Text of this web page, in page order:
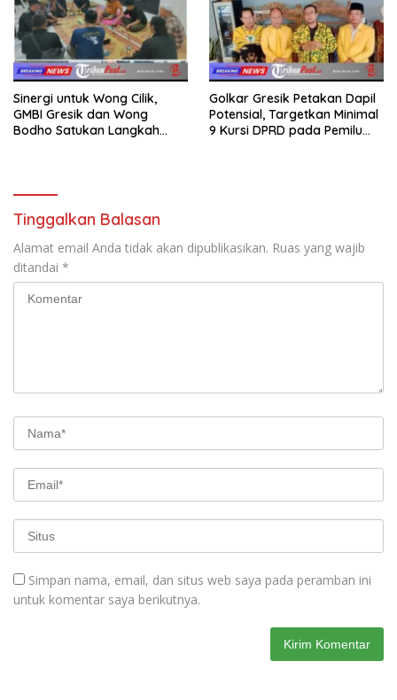
Sinergi untuk Wong Cilik,
GMBI Gresik dan Wong
Bodho Satukan Langkah
Golkar Gresik Petakan Dapil
Potensial, Targetkan Minimal
9 Kursi DPRD pada Pemilu
Tinggalkan Balasan
Alamat email Anda tidak akan dipublikasikan. Ruas yang wajib
ditandai *
Simpan nama, email, dan situs web saya pada peramban ini
untuk komentar saya berikutnya.